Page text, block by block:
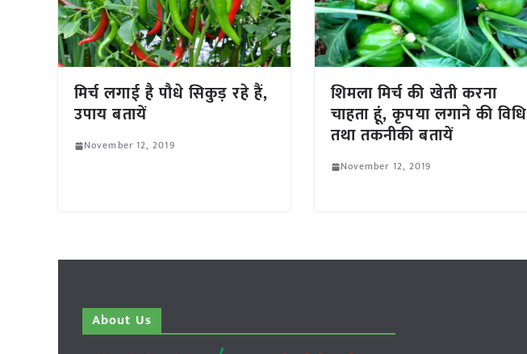
मिर्च लगाई है पौधे सिकुड़ रहे हैं,
उपाय बतायें
November 12, 2019
शिमला मिर्च की खेती करना
चाहता हूं, कृपया लगाने की विधि
तथा तकनीकी बतायें
November 12, 2019
About Us